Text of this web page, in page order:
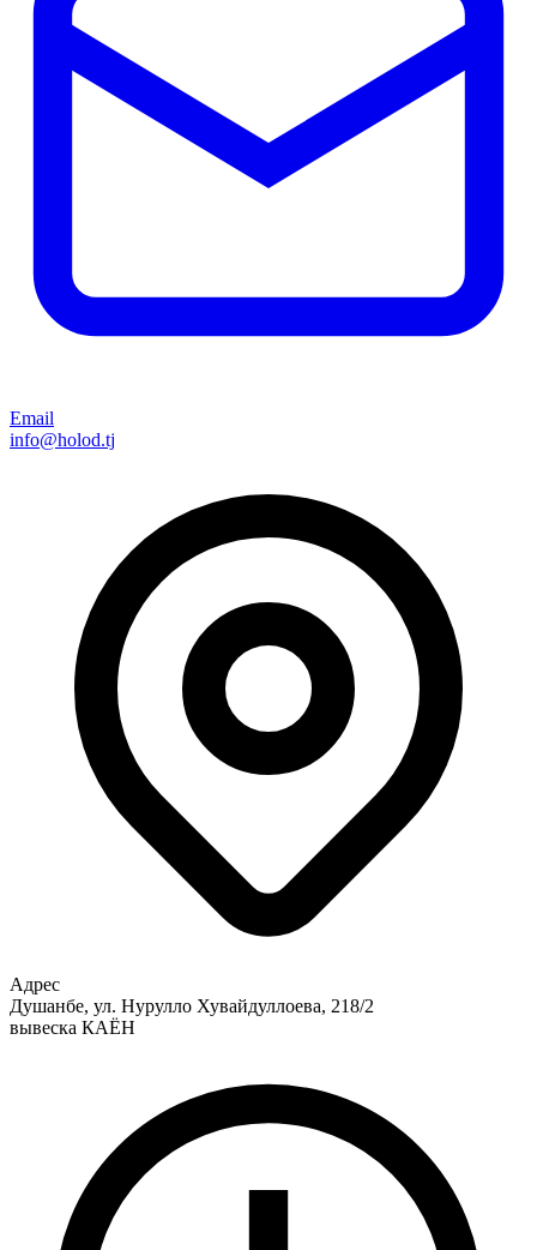
Email
info@holod.tj
Адрес
Душанбе, ул. Нурулло Хувайдуллоева, 218/2
вывеска КАЁН